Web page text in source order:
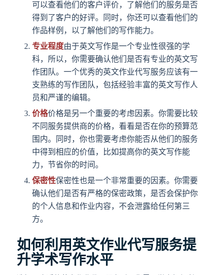
可以查看他们的客户评价，了解他们的服务是否
得到了客户的好评。同时，你还可以查看他们的
作品样例，以了解他们的写作能力。
专业程度由于英文写作是一个专业性很强的学
科，所以，你需要确认他们是否有专业的英文写
作团队。一个优秀的英文作业代写服务应该有一
支熟练的写作团队，包括经验丰富的英文写作人
员和严谨的编辑。
价格价格是另一个重要的考虑因素。你需要比较
不同服务提供商的价格，看看是否在你的预算范
围内。同时，你也需要考虑你能否从他们的服务
中得到相应的价值，比如提高你的英文写作能
力，节省你的时间。
保密性保密性也是一个非常重要的因素。你需要
确认他们是否有严格的保密政策，是否会保护你
的个人信息和作业内容，不会泄露给任何第三
方。
如何利用英文作业代写服务提
升学术写作水平